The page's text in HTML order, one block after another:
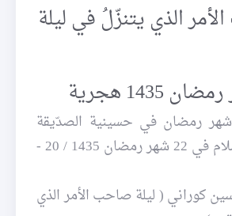
الذي يتنزّلُ في ليلة
شهر رمضان في حسينية الصدّيقة
الكبرى عليها السلام في 22 شهر رمضان 1435 / 20 -
كوراني ( ليلة صاحب الأمر الذي